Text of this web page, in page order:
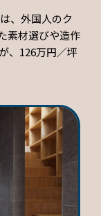
、外国人のク
素材選びや造作
、126万円／坪